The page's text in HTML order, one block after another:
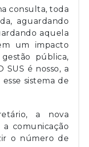
consulta, toda
aguardando
aquela
um impacto
pública,
é nosso, a
sistema de
a nova
comunicação
o número de